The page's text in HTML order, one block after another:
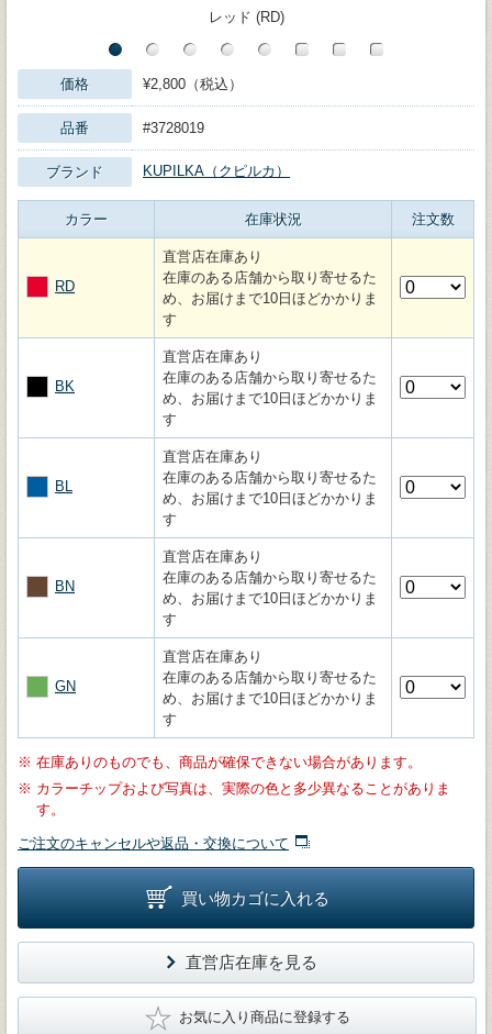
レッド (RD)
価格 ¥2,800（税込）
品番 #3728019
ブランド KUPILKA（クピルカ）
カラー 在庫状況 注文数
RD
直営店在庫あり
在庫のある店舗から取り寄せるた
め、お届けまで10日ほどかかりま
す
BK
直営店在庫あり
在庫のある店舗から取り寄せるた
め、お届けまで10日ほどかかりま
す
BL
直営店在庫あり
在庫のある店舗から取り寄せるた
め、お届けまで10日ほどかかりま
す
BN
直営店在庫あり
在庫のある店舗から取り寄せるた
め、お届けまで10日ほどかかりま
す
GN
直営店在庫あり
在庫のある店舗から取り寄せるた
め、お届けまで10日ほどかかりま
す
※ 在庫ありのものでも、商品が確保できない場合があります。
※ カラーチップおよび写真は、実際の色と多少異なることがありま
す。
ご注文のキャンセルや返品・交換について
買い物カゴに入れる
直営店在庫を見る
★ お気に入り商品に登録する